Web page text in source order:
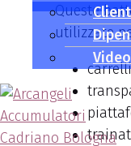
Queste
utilizzate